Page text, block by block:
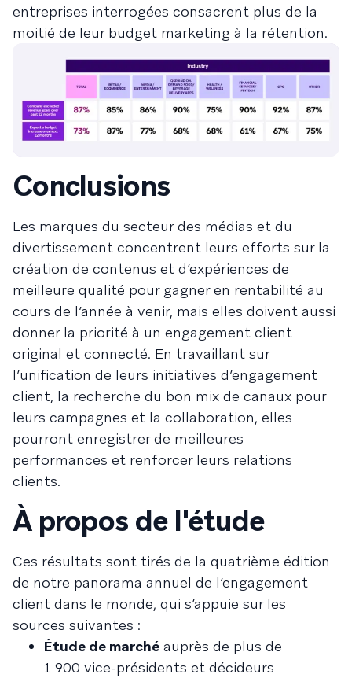
entreprises interrogées consacrent plus de la
moitié de leur budget marketing à la rétention.
Conclusions
Les marques du secteur des médias et du
divertissement concentrent leurs efforts sur la
création de contenus et d’expériences de
meilleure qualité pour gagner en rentabilité au
cours de l’année à venir, mais elles doivent aussi
donner la priorité à un engagement client
original et connecté. En travaillant sur
l’unification de leurs initiatives d’engagement
client, la recherche du bon mix de canaux pour
leurs campagnes et la collaboration, elles
pourront enregistrer de meilleures
performances et renforcer leurs relations
clients.
À propos de l'étude
Ces résultats sont tirés de la quatrième édition
de notre panorama annuel de l’engagement
client dans le monde, qui s’appuie sur les
sources suivantes :
Étude de marché auprès de plus de
1 900 vice-présidents et décideurs